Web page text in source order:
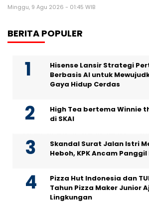
Minggu, 9 Agu 2026 - 01:45 WIB
BERITA POPULER
Hisense Lansir Strategi
Berbasis AI untuk
Gaya Hidup Cerdas
High Tea bertema Winnie
di SKAI
Skandal Surat Jalan Istri
Heboh, KPK Ancam
Pizza Hut Indonesia dan
Tahun Pizza Maker Junior
Lingkungan